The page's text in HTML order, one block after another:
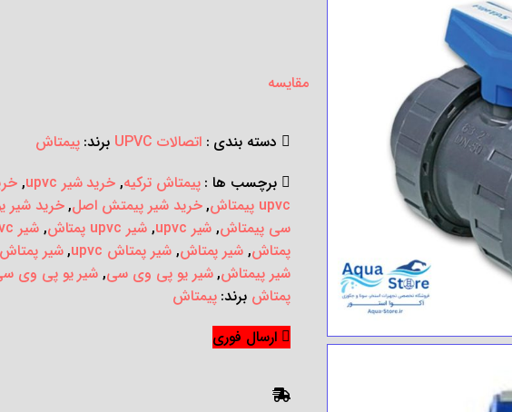
مقایسه
دسته بندی :اتصالات UPVC برند:پیمتاش
برچسب ها :پیمتاش ترکیه, خرید شیر upvc ,
upvc پیمتاش
,خرید شیر پیمتش اصل,خرید شیر
سی پیمتاش, شیر upvc ,شیر upvc پمتاش ,
پمتاش, شیر پمتاش,شیر پمتاش upvc ,شیر پمتاش
شیر پیمتاش,شیر یو پی وی سی, شیر یو پی وی
پمتاش برند:پیمتاش
ارسال فوری